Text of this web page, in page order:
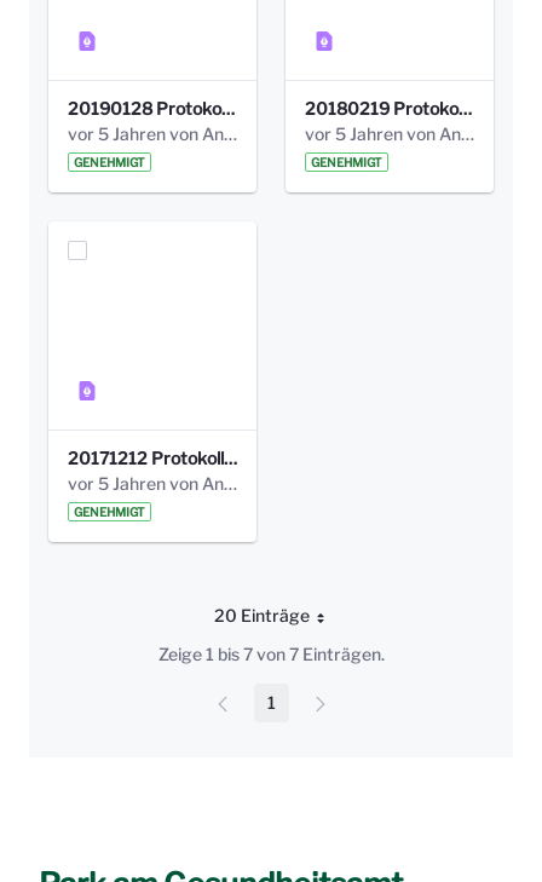
20190128 Protokoll der Projektgruppe Olgäle.pdf
vor 5 Jahren von Anni Schlumberger
GENEHMIGT
20180219 Protokoll der Projektgruppe Olgaele2012.pdf
vor 5 Jahren von Anni Schlumberger
GENEHMIGT
20171212 Protokoll-Klettergerüst-3b-neu-.pdf
vor 5 Jahren von Anni Schlumberger
GENEHMIGT
20 Einträge
Pro Seite
Zeige 1 bis 7 von 7 Einträgen.
Seite
1